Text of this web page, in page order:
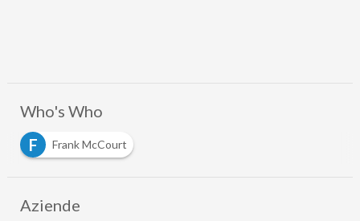
Who's Who
F
Frank McCourt
Aziende